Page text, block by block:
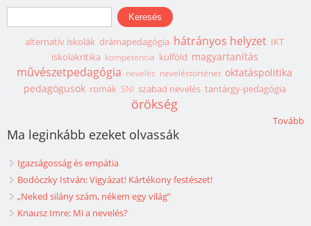
Keresés űrlap
Keresés
alternatív iskolák drámapedagógia hátrányos helyzet IKT
iskolakritika kompetencia külföld magyartanítás
művészetpedagógia nevelés neveléstörténet oktatáspolitika
pedagógusok romák SNI szabad nevelés tantárgy-pedagógia
örökség
Tovább
Ma leginkább ezeket olvassák
Igazságosság és empátia
Bodóczky István: Vigyázat! Kártékony festészet!
„Neked silány szám, nékem egy világ”
Knausz Imre: Mi a nevelés?